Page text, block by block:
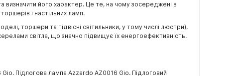
його характер. Це те, на чому зосереджені в
і настільних ламп.
торшери та підвісні світильники, у тому числі люстри),
світла, що значно підвищує їх енергоефективність.
Підлогова лампа Azzardo AZ0016 Gio. Підлоговий